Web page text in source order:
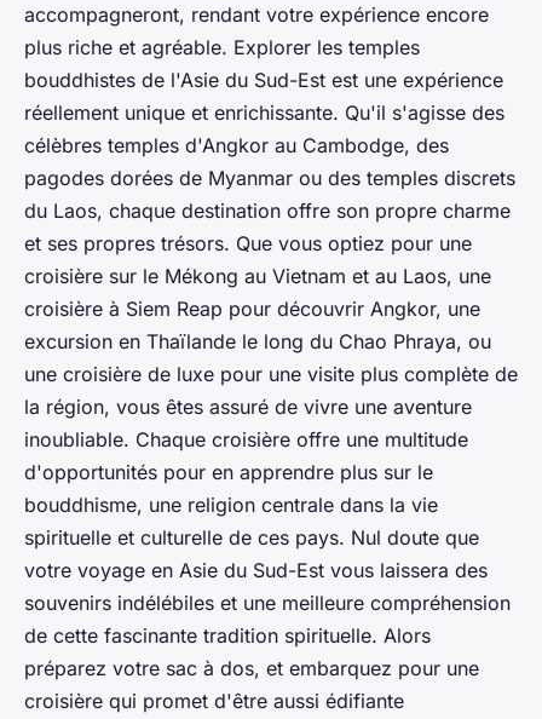
accompagneront, rendant votre expérience encore
plus riche et agréable. Explorer les temples
bouddhistes de l'Asie du Sud-Est est une expérience
réellement unique et enrichissante. Qu'il s'agisse des
célèbres temples d'Angkor au Cambodge, des
pagodes dorées de Myanmar ou des temples discrets
du Laos, chaque destination offre son propre charme
et ses propres trésors. Que vous optiez pour une
croisière sur le Mékong au Vietnam et au Laos, une
croisière à Siem Reap pour découvrir Angkor, une
excursion en Thaïlande le long du Chao Phraya, ou
une croisière de luxe pour une visite plus complète de
la région, vous êtes assuré de vivre une aventure
inoubliable. Chaque croisière offre une multitude
d'opportunités pour en apprendre plus sur le
bouddhisme, une religion centrale dans la vie
spirituelle et culturelle de ces pays. Nul doute que
votre voyage en Asie du Sud-Est vous laissera des
souvenirs indélébiles et une meilleure compréhension
de cette fascinante tradition spirituelle. Alors
préparez votre sac à dos, et embarquez pour une
croisière qui promet d'être aussi édifiante